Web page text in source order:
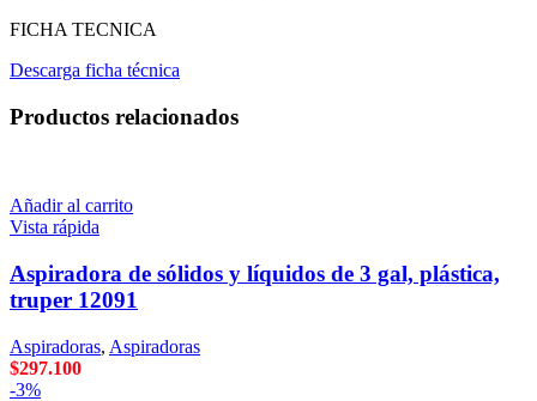
FICHA TECNICA
Descarga ficha técnica
Productos relacionados
Añadir al carrito
Vista rápida
Aspiradora de sólidos y líquidos de 3 gal, plástica,
truper 12091
Aspiradoras, Aspiradoras
$297.100
-3%